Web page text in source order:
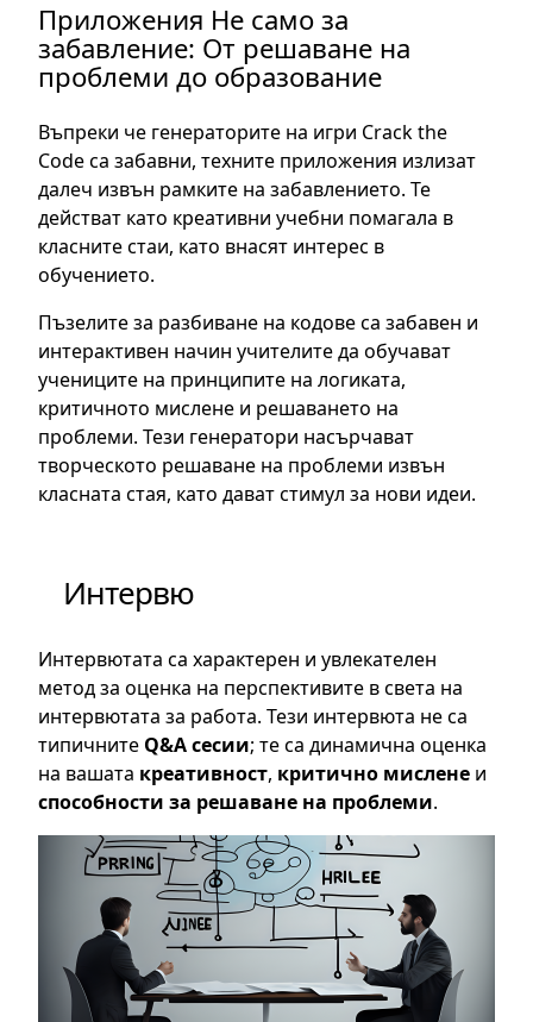
Приложения Не само за
забавление: От решаване на
проблеми до образование
Въпреки че генераторите на игри Crack the
Code са забавни, техните приложения излизат
далеч извън рамките на забавлението. Те
действат като креативни учебни помагала в
класните стаи, като внасят интерес в
обучението.
Пъзелите за разбиване на кодове са забавен и
интерактивен начин учителите да обучават
учениците на принципите на логиката,
критичното мислене и решаването на
проблеми. Тези генератори насърчават
творческото решаване на проблеми извън
класната стая, като дават стимул за нови идеи.
Интервю
Интервютата са характерен и увлекателен
метод за оценка на перспективите в света на
интервютата за работа. Тези интервюта не са
типичните Q&A сесии; те са динамична оценка
на вашата креативност, критично мислене и
способности за решаване на проблеми.